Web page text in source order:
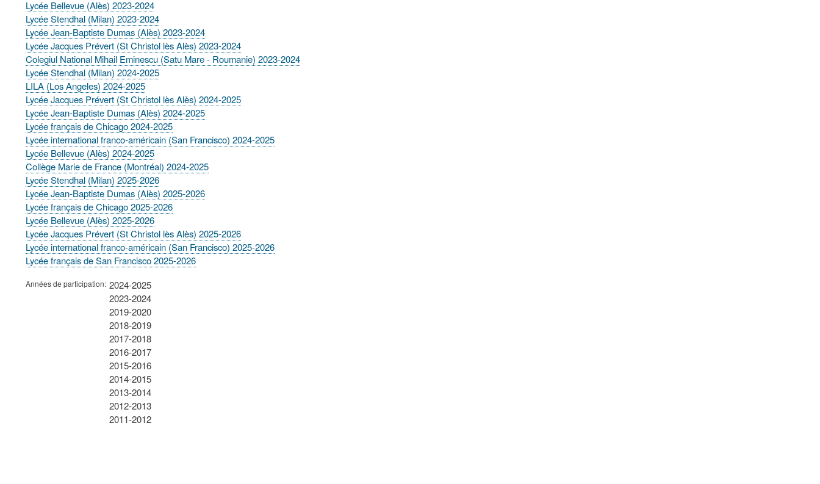
Lycée Bellevue (Alès) 2023-2024
Lycée Stendhal (Milan) 2023-2024
Lycée Jean-Baptiste Dumas (Alès) 2023-2024
Lycée Jacques Prévert (St Christol lès Alès) 2023-2024
Colegiul National Mihail Eminescu (Satu Mare - Roumanie) 2023-2024
Lycée Stendhal (Milan) 2024-2025
LILA (Los Angeles) 2024-2025
Lycée Jacques Prévert (St Christol lès Alès) 2024-2025
Lycée Jean-Baptiste Dumas (Alès) 2024-2025
Lycée français de Chicago 2024-2025
Lycée international franco-américain (San Francisco) 2024-2025
Lycée Bellevue (Alès) 2024-2025
Collège Marie de France (Montréal) 2024-2025
Lycée Stendhal (Milan) 2025-2026
Lycée Jean-Baptiste Dumas (Alès) 2025-2026
Lycée français de Chicago 2025-2026
Lycée Bellevue (Alès) 2025-2026
Lycée Jacques Prévert (St Christol lès Alès) 2025-2026
Lycée international franco-américain (San Francisco) 2025-2026
Lycée français de San Francisco 2025-2026
Années de participation 2024-2025
2023-2024
2019-2020
2018-2019
2017-2018
2016-2017
2015-2016
2014-2015
2013-2014
2012-2013
2011-2012